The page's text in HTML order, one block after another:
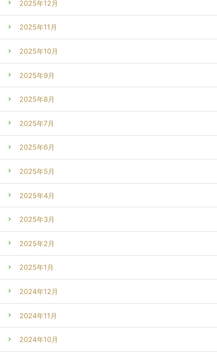
2025年12月
2025年11月
2025年10月
2025年9月
2025年8月
2025年7月
2025年6月
2025年5月
2025年4月
2025年3月
2025年2月
2025年1月
2024年12月
2024年11月
2024年10月